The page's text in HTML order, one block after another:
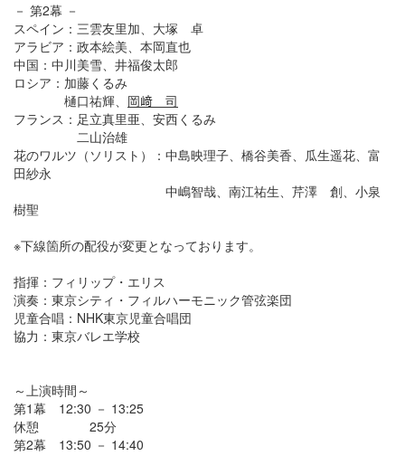
－ 第2幕 －
スペイン：三雲友里加、大塚 卓
アラビア：政本絵美、本岡直也
中国：中川美雪、井福俊太郎
ロシア：加藤くるみ
樋口祐輝、 岡﨑 司
フランス：足立真里亜、安西くるみ
二山治雄
花のワルツ（ソリスト）：中島映理子、橋谷美香、瓜生遥花、富
田紗永
中嶋智哉、南江祐生、芹澤 創、小泉
樹聖
※下線箇所の配役が変更となっております。
指揮：フィリップ・エリス
演奏：東京シティ・フィルハーモニック管弦楽団
児童合唱：NHK東京児童合唱団
協力：東京バレエ学校
～上演時間～
第1幕 12:30 － 13:25
休憩 25分
第2幕 13:50 － 14:40